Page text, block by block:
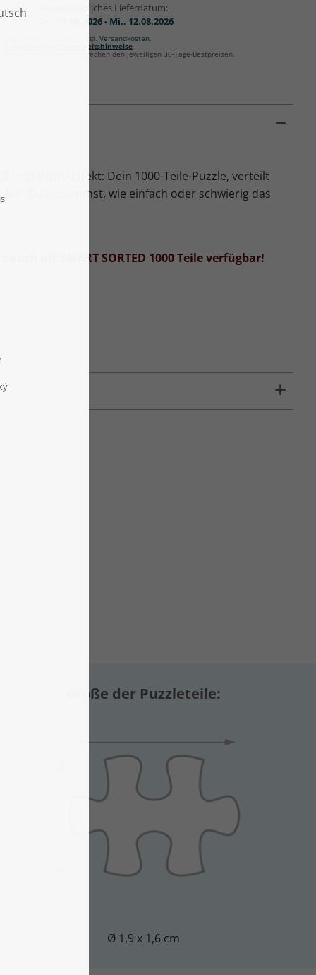
Voraussichtliches Lieferdatum:
Di., 11.08.2026 - Mi., 12.08.2026
Alle Preise inkl. MwSt., zzgl.Versandkosten.
Hersteller- und Sicherheitshinweise
Rabattierte Preise entsprechen den jeweiligen 30-Tage-Bestpreisen.
mit WOW-Effekt: Dein 1000-Teile-Puzzle, verteilt
Du bestimmst, wie einfach oder schwierig das
als SMART SORTED 1000 Teile verfügbar!
Größe der Puzzleteile:
Ø 1,9 x 1,6 cm